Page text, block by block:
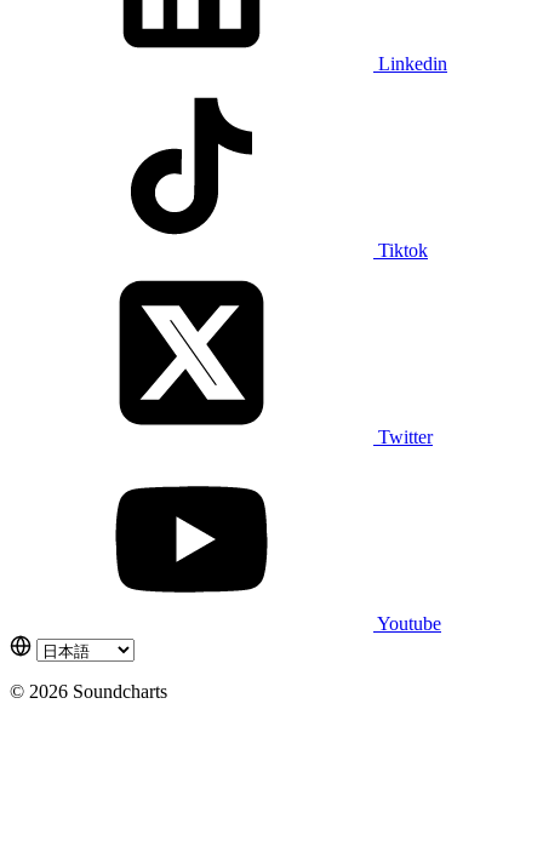
Linkedin
Tiktok
Twitter
Youtube
© 2026 Soundcharts